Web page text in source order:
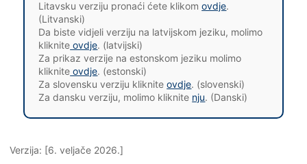
Litavsku verziju pronaći ćete klikomovdje.
(Litvanski)
Da biste vidjeli verziju na latvijskom jeziku, molimo
kliknite ovdje. (latvijski)
Za prikaz verzije na estonskom jeziku molimo
kliknite ovdje. (estonski)
Za slovensku verziju klikniteovdje. (slovenski)
Za dansku verziju, molimo kliknite nju. (Danski)
Verzija: [6. veljače 2026.]